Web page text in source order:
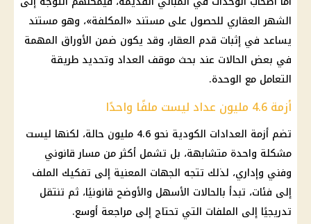
الشهر العقاري للحصول على مستند «المكلفة»، وهو مستند
يساعد في إثبات قدم العقار، وقد يكون ضمن الأوراق المهمة
في بعض الحالات عند بحث موقف العداد وتحديد طريقة
التعامل مع الوحدة.
أزمة 4.6 مليون عداد ليست ملفًا واحدًا
تضم أزمة العدادات الكودية
نحو 4.6 مليون حالة، لكنها ليست
مشكلة واحدة متشابهة، بل تشمل أكثر من مسار قانوني
وفني وإداري، لذلك تتجه الجهات المعنية إلى تفكيك الملف
إلى فئات، تبدأ بالحالات الأسهل والأوضح قانونيًا، ثم تنتقل
تدريجيًا إلى الملفات التي تحتاج إلى مراجعة أوسع.